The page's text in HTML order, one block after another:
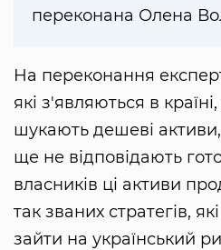
переконана Олена
На переконання
які з'являються в
шукають дешеві активи,
ще не відповідають
власників ці активи
так званих стратегів,
зайти на український